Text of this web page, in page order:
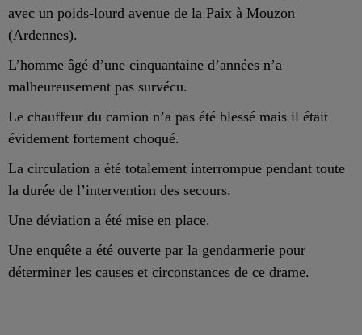
avec un poids-lourd avenue de la Paix à Mouzon
(Ardennes).
L’homme âgé d’une cinquantaine d’années n’a
malheureusement pas survécu.
Le chauffeur du camion n’a pas été blessé mais il était
évidement fortement choqué.
La circulation a été totalement interrompue pendant toute
la durée de l’intervention des secours.
Une déviation a été mise en place.
Une enquête a été ouverte par la gendarmerie pour
déterminer les causes et circonstances de ce drame.